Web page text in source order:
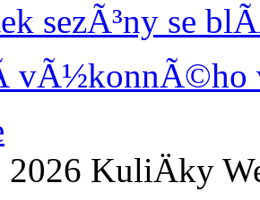
sezÃ³ny se
KuliÄky